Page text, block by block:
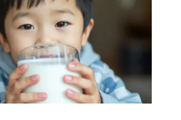
Sekartini, Sp.A (K), menjelaskan
mengganggu tumbuh kembang anak.